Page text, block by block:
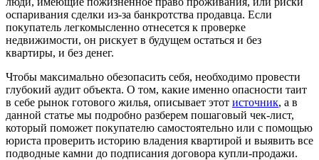
оспаривания сделки из-за банкротства продавца. Если
покупатель легкомысленно отнесется к проверке
недвижимости, он рискует в будущем остаться и без
квартиры, и без денег.
Чтобы максимально обезопасить себя, необходимо провести
глубокий аудит объекта. О том, какие именно опасности таит
в себе рынок готового жилья, описывает этот источник, а в
данной статье мы подробно разберем пошаговый чек-лист,
который поможет покупателю самостоятельно или с помощью
юриста проверить историю владения квартирой и выявить все
подводные камни до подписания договора купли-продажи.